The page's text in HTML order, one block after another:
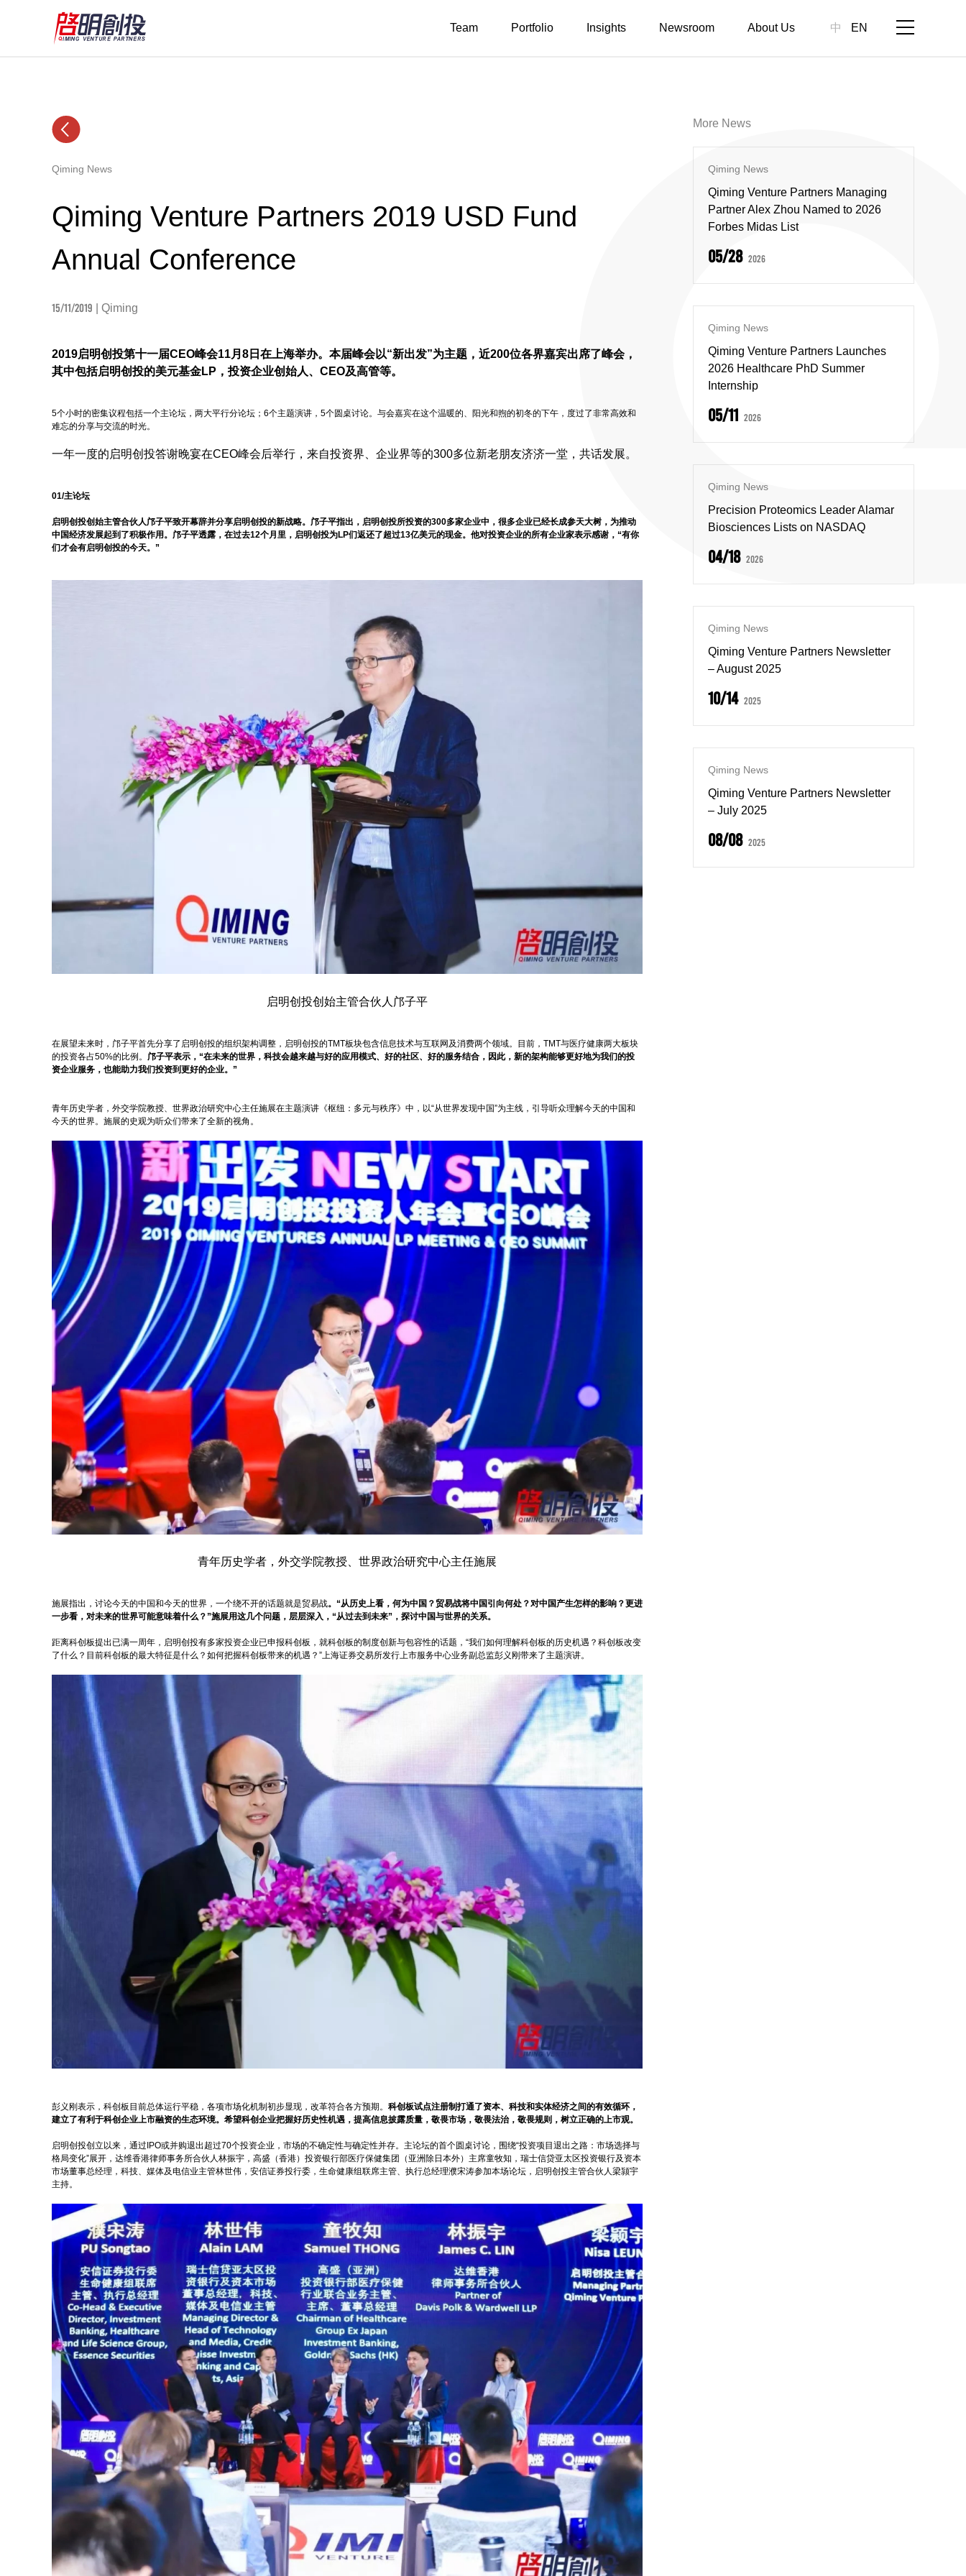
中 EN
Team Portfolio Insights Newsroom About Us
Qiming News
Qiming Venture Partners 2019 USD Fund
Annual Conference
15/11/2019 | Qiming
2019启明创投第十一届CEO峰会11月8日在上海举办。本届峰会以“新出发”为主题，近200位各界嘉宾出席了峰会，
其中包括启明创投的美元基金LP，投资企业创始人、CEO及高管等。
5个小时的密集议程包括一个主论坛，两大平行分论坛；6个主题演讲，5个圆桌讨论。与会嘉宾在这个温暖的、阳光和煦的初冬的下午，度过了非常高效和
难忘的分享与交流的时光。
一年一度的启明创投答谢晚宴在CEO峰会后举行，来自投资界、企业界等的300多位新老朋友济济一堂，共话发展。
01/主论坛
启明创投创始主管合伙人邝子平致开幕辞并分享启明创投的新战略。邝子平指出，启明创投所投资的300多家企业中，很多企业已经长成参天大树，为推动
中国经济发展起到了积极作用。邝子平透露，在过去12个月里， 启明创投为LP们返还了超过13亿美元的现金。 他对投资企业的所有企业家表示感谢，“有你
们才会有启明创投的今天。 ”
启明创投创始主管合伙人邝子平
在展望未来时，邝子平首先分享了启明创投的组织架构调整，启明创投的TMT板块包含信息技术与互联网及消费两个领域。目前，TMT与医疗健康两大板块
的投资各占50%的比例。 邝子平表示，“在未来的世界，科技会越来越与好的应用模式、好的社区、好的服务结合，因此，新的架构能够更好地为我们的投
资企业服务，也能助力我们投资到更好的企业。”
青年历史学者，外交学院教授、世界政治研究中心主任施展在主题演讲《枢纽：多元与秩序》中，以“从世界发现中国”为主线，引导听众理解今天的中国和
今天的世界。施展的史观为听众们带来了全新的视角。
青年历史学者，外交学院教授、世界政治研究中心主任施展
施展指出，讨论今天的中国和今天的世界，一个绕不开的话题就是贸易战。“从历史上看，何为中国？贸易战将中国引向何处？对中国产生怎样的影响？更进
一步看，对未来的世界可能意味着什么？”施展用这几个问题，层层深入，“从过去到未来”，探讨中国与世界的关系。
距离科创板提出已满一周年，启明创投有多家投资企业已申报科创板，就科创板的制度创新与包容性的话题，“我们如何理解科创板的历史机遇？科创板改变
了什么？目前科创板的最大特征是什么？如何把握科创板带来的机遇？”上海证券交易所发行上市服务中心业务副总监彭义刚带来了主题演讲。
彭义刚表示，科创板目前总体运行平稳，各项市场化机制初步显现，改革符合各方预期。 科创板试点注册制打通了资本、科技和实体经济之间的有效循环，
建立了有利于科创企业上市融资的生态环境。希望科创企业把握好历史性机遇，提高信息披露质量，敬畏市场，敬畏法治，敬畏规则，树立正确的上市观。
启明创投创立以来，通过IPO或并购退出超过70个投资企业，市场的不确定性与确定性并存。主论坛的首个圆桌讨论，围绕“投资项目退出之路：市场选择与
格局变化”展开，达维香港律师事务所合伙人林振宇，高盛（香港）投资银行部医疗保健集团（亚洲除日本外）主席童牧知，瑞士信贷亚太区投资银行及资本
市场董事总经理，科技、媒体及电信业主管林世伟，安信证券投行委，生命健康组联席主管、执行总经理濮宋涛参加本场论坛，启明创投主管合伙人梁颕宇
主持。
More News
Qiming News
Qiming Venture Partners Managing
Partner Alex Zhou Named to 2026
Forbes Midas List
05/28 2026
Qiming News
Qiming Venture Partners Launches
2026 Healthcare PhD Summer
Internship
05/11 2026
Qiming News
Precision Proteomics Leader Alamar
Biosciences Lists on NASDAQ
04/18 2026
Qiming News
Qiming Venture Partners Newsletter
– August 2025
10/14 2025
Qiming News
Qiming Venture Partners Newsletter
– July 2025
08/08 2025